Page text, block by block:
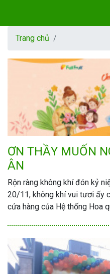
Trang chủ
ƠN THẦY MUỐN
ÂN
Rộn ràng không khí đón kỷ
20/11, không khí vui tươi ấy
cửa hàng của Hệ thống Hoa